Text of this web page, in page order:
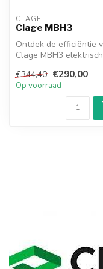
CLAGE
Clage MBH3
Ontdek de efficiëntie
Clage MBH3
Comp...
€344,40 €290,00
Op voorraad